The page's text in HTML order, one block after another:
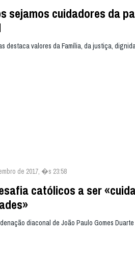
sejamos cuidadores da
destaca valores da Família, da justiça,
de 2017, �s 23:58
católicos a ser
diaconal de João Paulo Gomes Duarte